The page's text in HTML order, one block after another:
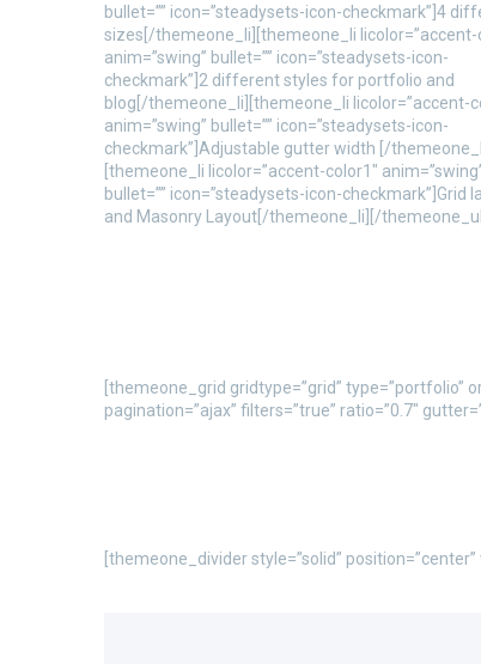
bullet=”” icon=”steadysets-icon-checkmark”]4
sizes[/themeone_li][themeone_li licolor=”accent-
anim=”swing” bullet=”” icon=”steadysets-icon-
checkmark”]2 different styles for portfolio and
blog[/themeone_li][themeone_li licolor=”accent-
anim=”swing” bullet=”” icon=”steadysets-icon-
checkmark”]Adjustable gutter width [/
[themeone_li licolor=”accent-color1″
bullet=”” icon=”steadysets-icon-checkmark”]Grid
and Masonry Layout[/themeone_li][/themeone_ul]
[themeone_grid gridtype=”grid” type=”portfolio”
pagination=”ajax” filters=”true” ratio=”0.7″
[themeone_divider style=”solid”